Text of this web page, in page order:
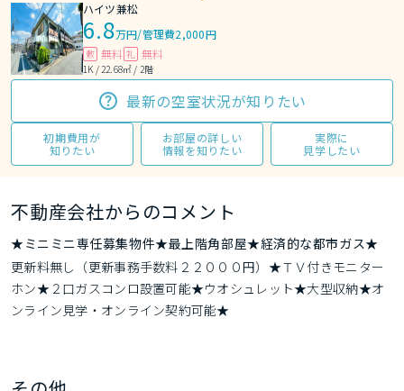
ハイツ兼松
6.8万円/管理費2,000円
敷 無料 礼 無料
1K / 22.68㎡ / 2階
最新の空室状況が知りたい
初期費用が
知りたい
お部屋の詳しい
情報を知りたい
実際に
見学したい
不動産会社からのコメント
★ミニミニ専任募集物件★最上階角部屋★経済的な都市ガス★
更新料無し（更新事務手数料２２０００円）★ＴＶ付きモニター
ホン★２口ガスコンロ設置可能★ウオシュレット★大型収納★オ
ンライン見学・オンライン契約可能★